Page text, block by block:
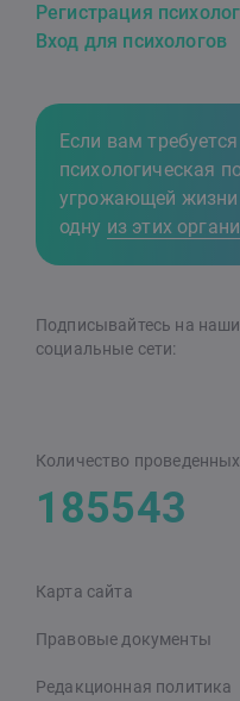
Регистрация
Вход для психологов
Если вам
психологическая
угрожающей жизни
одну из этих
Карта сайта
Правовые документы
Редакционная политика
Подписывайтесь на наши
cоциальные сети:
Количество
185543